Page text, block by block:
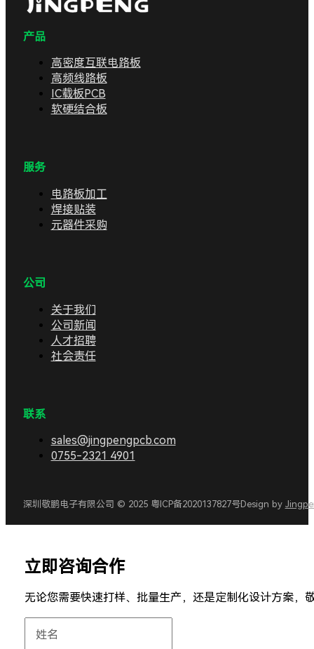
产品
高密度互联电路板
高频线路板
IC载板PCB
软硬结合板
服务
电路板加工
焊接贴装
元器件采购
公司
关于我们
公司新闻
人才招聘
社会责任
联系
sales@jingpengpcb.com
0755-2321 4901
深圳敬鹏电子有限公司 © 2025 粤ICP备2020137827号Design by
立即咨询合作
无论您需要快速打样、批量生产，还是定制化设计方案，